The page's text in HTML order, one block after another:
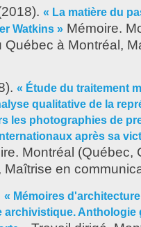
« La matière du
Watkins » Mémoire.
Québec à Montréal,
« Étude du traitement
qualitative de la
les photographies de
après sa
Montréal (Québec,
en
« Mémoires
Anthologie